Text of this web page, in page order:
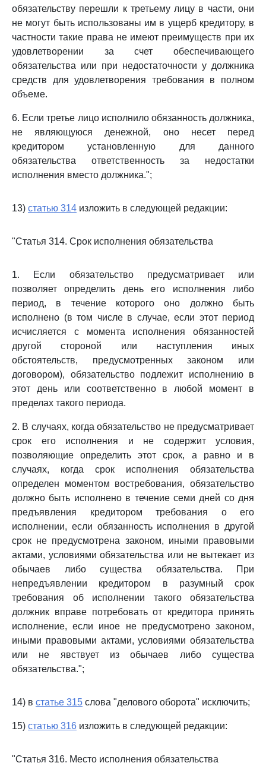
обязательству перешли к третьему лицу в части, они
не могут быть использованы им в ущерб кредитору, в
частности такие права не имеют преимуществ при их
удовлетворении за счет обеспечивающего
обязательства или при недостаточности у должника
средств для удовлетворения требования в полном
объеме.
6. Если третье лицо исполнило обязанность должника,
не являющуюся денежной, оно несет перед
кредитором установленную для данного
обязательства ответственность за недостатки
исполнения вместо должника.";
13) статью 314 изложить в следующей редакции:
"Статья 314. Срок исполнения обязательства
1. Если обязательство предусматривает или
позволяет определить день его исполнения либо
период, в течение которого оно должно быть
исполнено (в том числе в случае, если этот период
исчисляется с момента исполнения обязанностей
другой стороной или наступления иных
обстоятельств, предусмотренных законом или
договором), обязательство подлежит исполнению в
этот день или соответственно в любой момент в
пределах такого периода.
2. В случаях, когда обязательство не предусматривает
срок его исполнения и не содержит условия,
позволяющие определить этот срок, а равно и в
случаях, когда срок исполнения обязательства
определен моментом востребования, обязательство
должно быть исполнено в течение семи дней со дня
предъявления кредитором требования о его
исполнении, если обязанность исполнения в другой
срок не предусмотрена законом, иными правовыми
актами, условиями обязательства или не вытекает из
обычаев либо существа обязательства. При
непредъявлении кредитором в разумный срок
требования об исполнении такого обязательства
должник вправе потребовать от кредитора принять
исполнение, если иное не предусмотрено законом,
иными правовыми актами, условиями обязательства
или не явствует из обычаев либо существа
обязательства.";
14) в статье 315 слова "делового оборота" исключить;
15) статью 316 изложить в следующей редакции:
"Статья 316. Место исполнения обязательства